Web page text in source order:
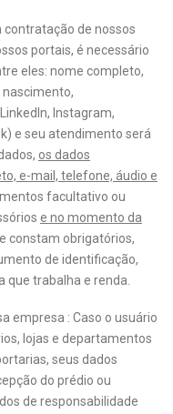
contratação de nossos
portais, é necessário
eles: nome completo,
nascimento,
Instagram,
e seu atendimento será
os dados
e-mail, telefone, áudio e
facultativo ou
e no momento da
constam obrigatórios,
de identificação,
que trabalha e renda.
empresa : Caso o usuário
lojas e departamentos
seus dados
do prédio ou
de responsabilidade